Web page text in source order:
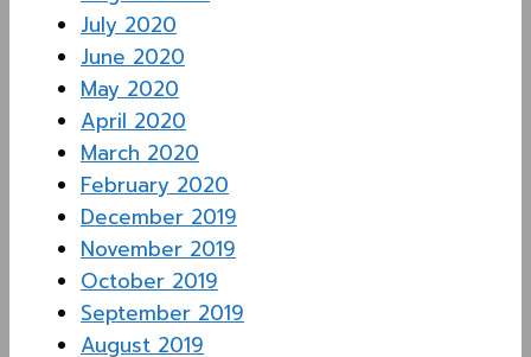
July 2020
June 2020
May 2020
April 2020
March 2020
February 2020
December 2019
November 2019
October 2019
September 2019
August 2019